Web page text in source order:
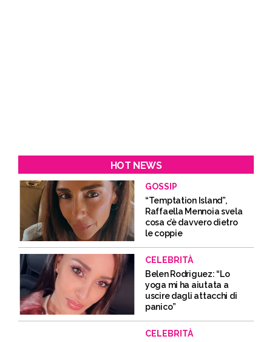
HOT NEWS
GOSSIP
“Temptation Island”,
Raffaella Mennoia svela
cosa c’è davvero dietro
le coppie
CELEBRITÀ
Belen Rodriguez: “Lo
yoga mi ha aiutata a
uscire dagli attacchi di
panico”
CELEBRITÀ